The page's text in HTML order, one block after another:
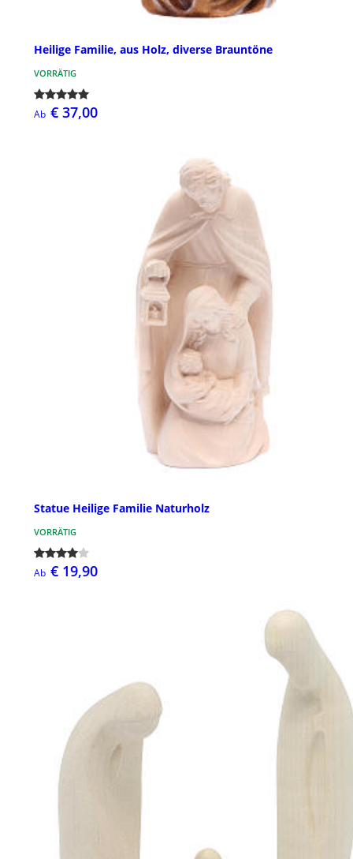
Heilige Familie, aus Holz, diverse Brauntöne
VORRÄTIG
Ab € 37,00
Statue Heilige Familie Naturholz
VORRÄTIG
Ab € 19,90